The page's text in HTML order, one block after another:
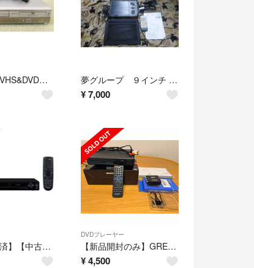
Panasonic VHS&DVDデッキ NV-VP30 2003年製 夢グループ ９インチ ワンセグ ポータブルDVDプレーヤー
¥7,000
【動作確認済】【中古】本体・リモコンのみ パイオニア プログレッシブ再生対応 DVDプレーヤー DV-2020 ブラック系 2012年製
DVDプレーヤー
【新品開封のみ】GREENHOUSE DVDプレーヤー AV2HDMI変換器付き
¥4,500